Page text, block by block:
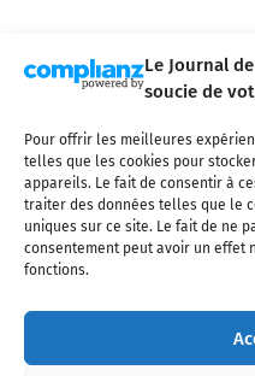
Le Journal
soucie de
Pour offrir les meilleures
telles que les cookies pour
appareils. Le fait de consentir à
traiter des données telles que le
uniques sur ce site. Le fait de ne
consentement peut avoir un effet
fonctions.
Qui sommes-nous ?
Mentions légales
CGV
l'industrie aéronautique,